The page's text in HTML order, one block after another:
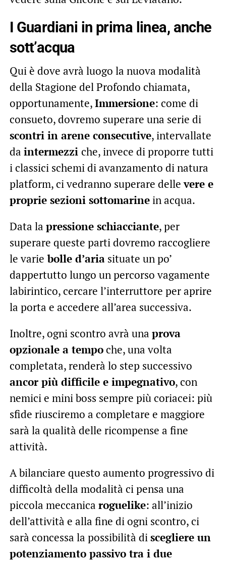
I Guardiani in prima linea, anche
sott’acqua
Qui è dove avrà luogo la nuova modalità
della Stagione del Profondo chiamata,
opportunamente,Immersione: come di
consueto, dovremo superare una serie di
scontri in arene consecutive, intervallate
da intermezzi che, invece di proporre tutti
i classici schemi di avanzamento di natura
platform, ci vedranno superare dellevere e
proprie sezioni sottomarinein acqua.
Data la pressione schiacciante, per
superare queste parti dovremo raccogliere
le varie bolle d’ariasituate un po’
dappertutto lungo un percorso vagamente
labirintico, cercare l’interruttore per aprire
la porta e accedere all’area successiva.
Inoltre, ogni scontro avrà una prova
opzionale a tempoche, una volta
completata, renderà lo step successivo
ancor più difficile e impegnativo, con
nemici e mini boss sempre più coriacei: più
sfide riusciremo a completare e maggiore
sarà la qualità delle ricompense a fine
attività.
A bilanciare questo aumento progressivo di
difficoltà della modalità ci pensa una
piccola meccanica roguelike: all’inizio
dell’attività e alla fine di ogni scontro, ci
sarà concessa la possibilità discegliere un
potenziamento passivo tra i due